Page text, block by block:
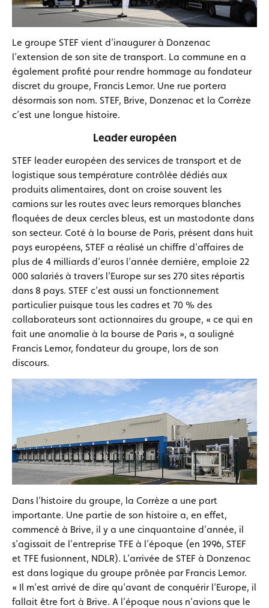
Le groupe STEF vient d’inaugurer à Donzenac
l’extension de son site de transport. La commune en a
également profité pour rendre hommage au fondateur
discret du groupe, Francis Lemor. Une rue portera
désormais son nom. STEF, Brive, Donzenac et la Corrèze
c’est une longue histoire.
Leader européen
STEF leader européen des services de transport et de
logistique sous température contrôlée dédiés aux
produits alimentaires, dont on croise souvent les
camions sur les routes avec leurs remorques blanches
floquées de deux cercles bleus, est un mastodonte dans
son secteur. Coté à la bourse de Paris, présent dans huit
pays européens, STEF a réalisé un chiffre d’affaires de
plus de 4 milliards d’euros l’année dernière, emploie 22
000 salariés à travers l’Europe sur ses 270 sites répartis
dans 8 pays. STEF c’est aussi un fonctionnement
particulier puisque tous les cadres et 70 % des
collaborateurs sont actionnaires du groupe, « ce qui en
fait une anomalie à la bourse de Paris », a souligné
Francis Lemor, fondateur du groupe, lors de son
discours.
Dans l’histoire du groupe, la Corrèze a une part
importante. Une partie de son histoire a, en effet,
commencé à Brive, il y a une cinquantaine d’année, il
s’agissait de l’entreprise TFE à l’époque (en 1996, STEF
et TFE fusionnent, NDLR). L’arrivée de STEF à Donzenac
est dans logique du groupe prônée par Francis Lemor.
« Il m’est arrivé de dire qu’avant de conquérir l’Europe, il
fallait être fort à Brive. A l’époque nous n’avions que le